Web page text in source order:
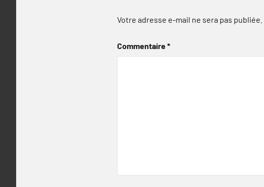
Votre adresse e-mail ne sera pas publiée.
Commentaire*